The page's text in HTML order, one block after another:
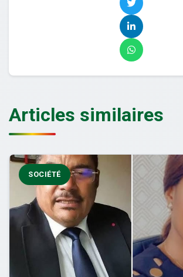
Articles similaires
SOCIÉTÉ